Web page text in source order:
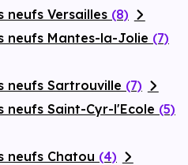
neufs Versailles (8)
neufs Mantes-la-Jolie (7)
neufs Sartrouville (7)
neufs Saint-Cyr-l'Ecole (5)
neufs Chatou (4)